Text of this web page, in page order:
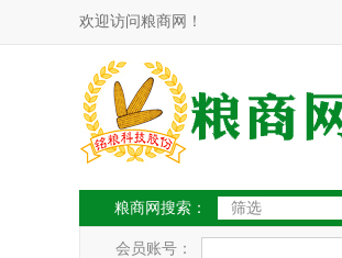
欢迎访问粮商网！
粮商网搜索：
会员账号：